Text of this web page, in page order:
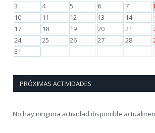
3
4 5 6 7
10
11 12 13 14
17
18 19 20 21
24
25 26 27 28
31
PRÓXIMAS ACTIVIDADES
No hay ninguna actividad disponible